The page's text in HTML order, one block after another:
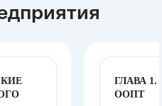
ГЛАВА
ООПТ